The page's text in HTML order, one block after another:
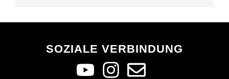
SOZIALE VERBINDUNG